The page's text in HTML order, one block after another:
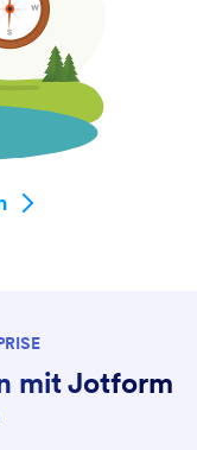
mit Jotform